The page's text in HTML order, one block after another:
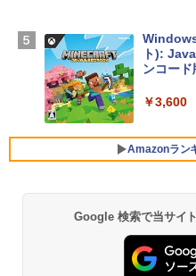
SSD イ
￥
Core i5/
￥
ト):
ンコード
￥3,600
Amazonラン
生成AIパ
￥1,766
Amazon
ンチディ
週間持続
ク
Google 検索で当サイ